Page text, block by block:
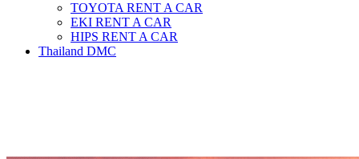
TOYOTA RENT A CAR
EKI RENT A CAR
HIPS RENT A CAR
Thailand DMC